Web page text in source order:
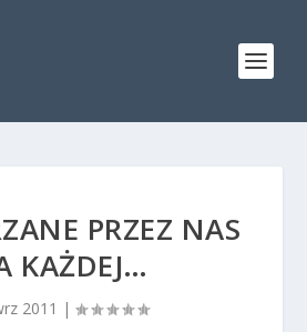
PRZEZ NAS
KAŻDEJ…
2011 |